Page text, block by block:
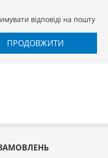
відповіді на пошту
ПРОДОВЖИТИ